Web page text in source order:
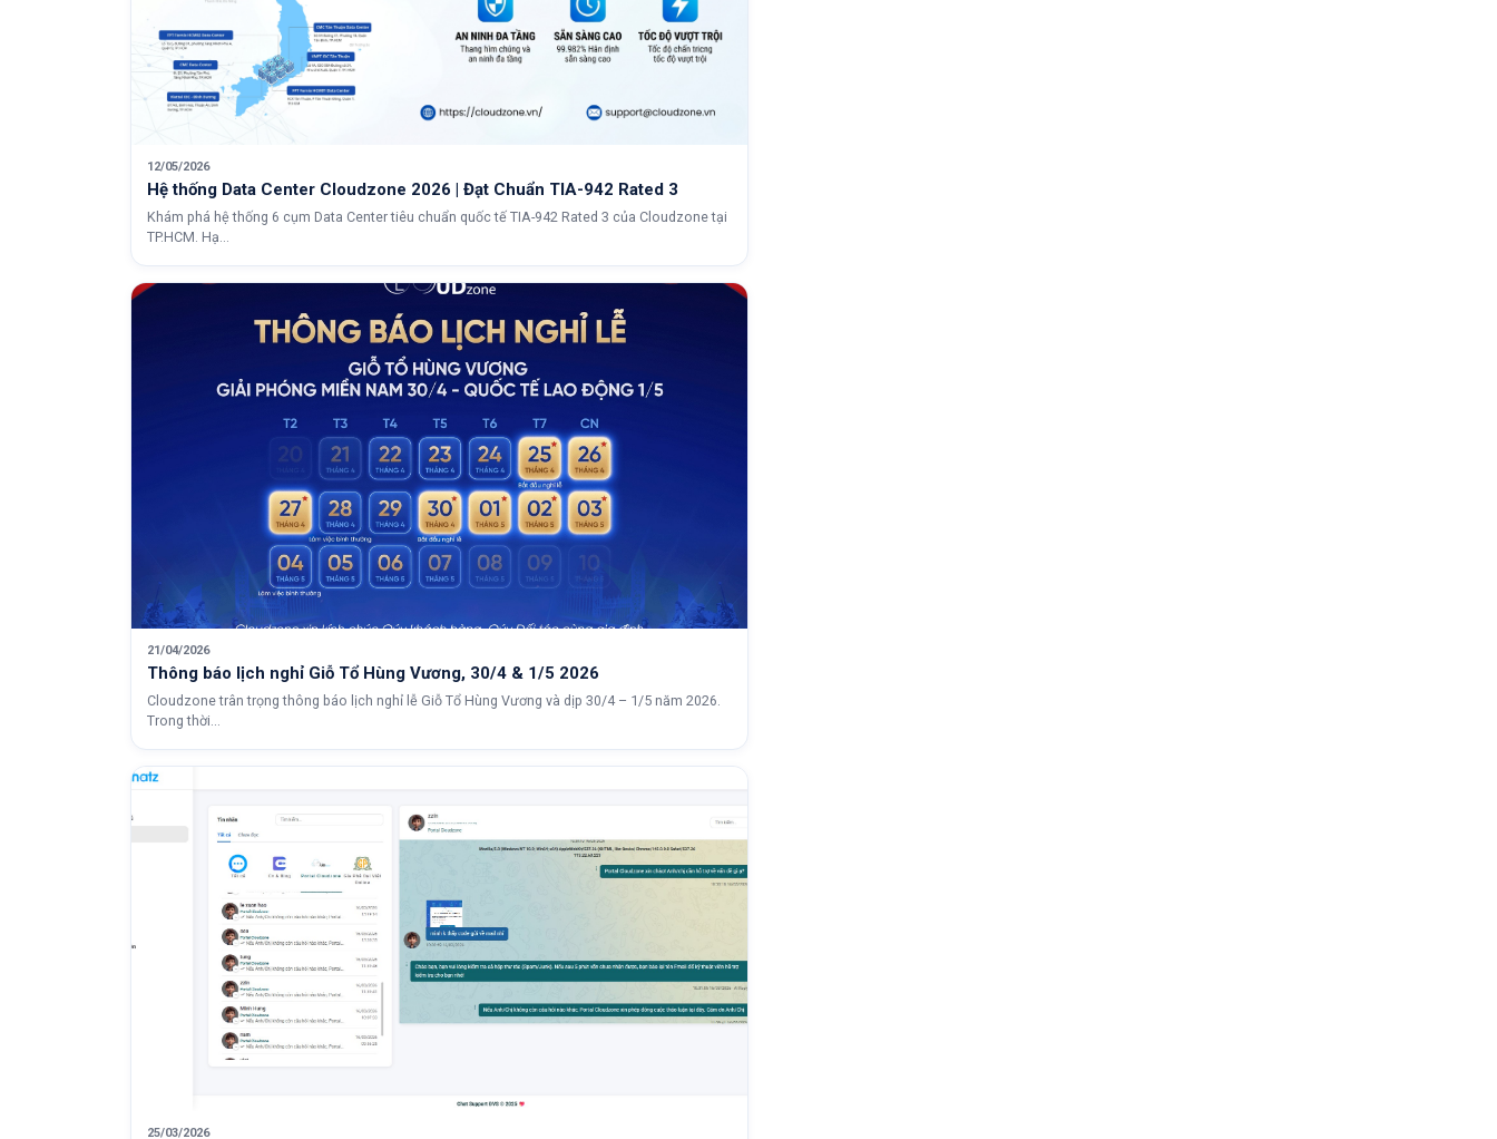
12/05/2026
Hệ thống Data Center Cloudzone 2026 | Đạt Chuẩn TIA-942 Rated 3
Khám phá hệ thống 6 cụm Data Center tiêu chuẩn quốc tế TIA-942 Rated 3 của Cloudzone tại
TP.HCM. Hạ...
21/04/2026
Thông báo lịch nghỉ Giỗ Tổ Hùng Vương, 30/4 & 1/5 2026
Cloudzone trân trọng thông báo lịch nghỉ lễ Giỗ Tổ Hùng Vương và dịp 30/4 – 1/5 năm 2026.
Trong thời...
25/03/2026